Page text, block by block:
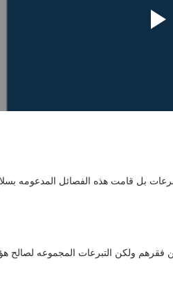
بل قامت هذه الفصائل المدعومه
فقرهم ولكن التبرعات المجموعه لصالح